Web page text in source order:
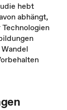
hebt
abhängt,